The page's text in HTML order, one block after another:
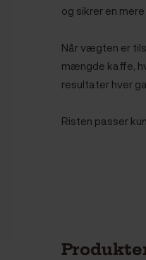
og sikrer en
Når vægten er
mængde kaffe,
resultater hver
Risten passer